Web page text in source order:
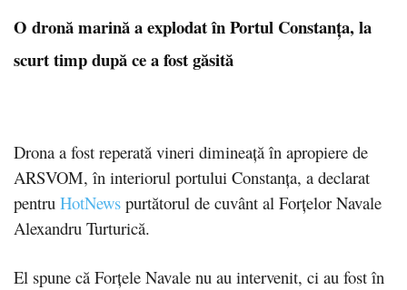
O dronă marină a explodat în Portul Constanța, la
scurt timp după ce a fost găsită
Drona a fost reperată vineri dimineață în apropiere de
ARSVOM, în interiorul portului Constanța, a declarat
pentru HotNews purtătorul de cuvânt al Forțelor Navale
Alexandru Turturică.
El spune că Forțele Navale nu au intervenit, ci au fost în